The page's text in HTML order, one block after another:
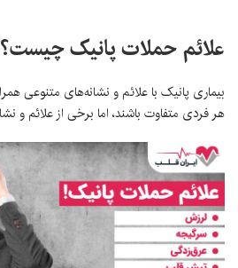
علائم حملات پانیک چیست؟
بیماری پانیک با علائم و نشانه‌های متنوعی
هر فردی متفاوت باشند، اما برخی از علائم و